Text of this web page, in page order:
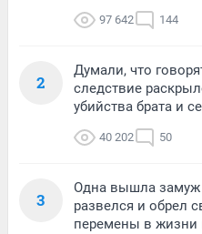
97 642 144
2
Думали, что
следствие
убийства брата и
40 202 50
3
Одна вышла замуж
развелся и обрел
перемены в жизни